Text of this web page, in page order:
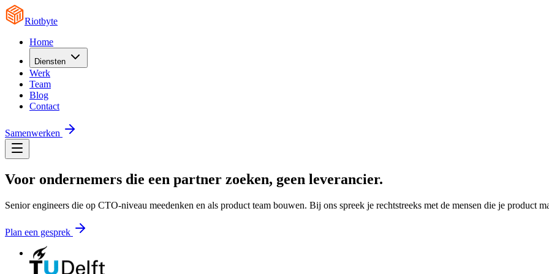
Riotbyte
Home
Diensten
Werk
Team
Blog
Contact
Samenwerken
Voor ondernemers die een partner zoeken, geen leverancier.
Senior engineers die op CTO-niveau meedenken en als product team bouwen. Bij ons spreek je rechtstreeks met de mensen die je product
Plan een gesprek